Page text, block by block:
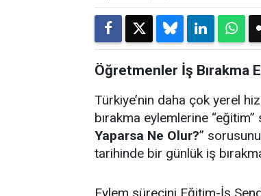
Öğretmenler İş Bırakma
Türkiye’nin daha çok yerel
bırakma eylemlerine “eğitim”
Yaparsa Ne Olur?”
tarihinde bir günlük iş